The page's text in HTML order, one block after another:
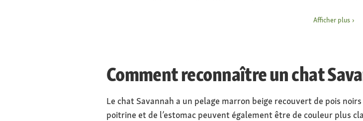
Afficher plus
Comment reconnaître un chat
Le chat Savannah a un pelage marron beige recouvert de pois
poitrine et de l’estomac peuvent également être de couleur plus